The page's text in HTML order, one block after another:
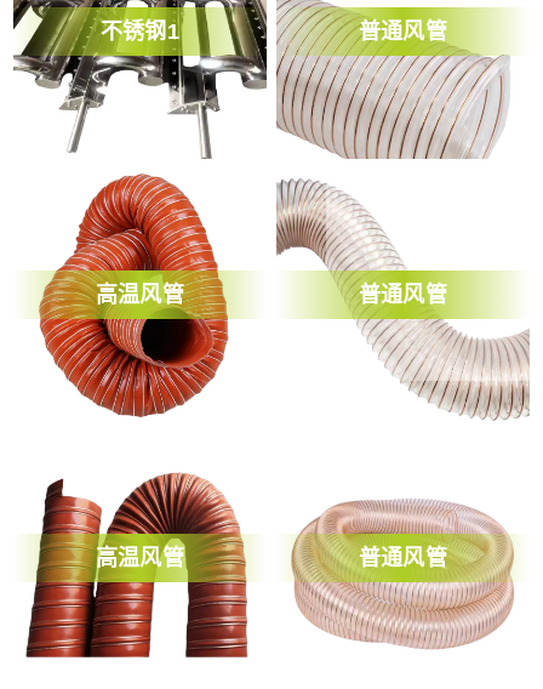
不锈钢1 普通风管
高温风管 普通风管
高温风管 普通风管